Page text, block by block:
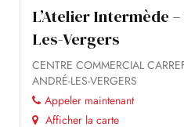
Les-Vergers
CENTRE COMMERCIAL
ANDRÉ-LES-VERGERS
Appeler maintenant
Afficher la carte
Photo Instagram disponibles